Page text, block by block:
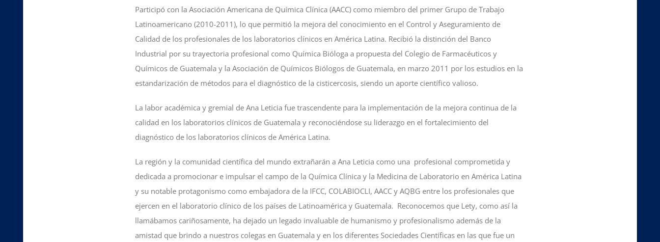
Participó con la Asociación Americana de Química Clínica (AACC) como miembro del primer Grupo de Trabajo
Latinoamericano (2010-2011), lo que permitió la mejora del conocimiento en el Control y Aseguramiento de
Calidad de los profesionales de los laboratorios clínicos en América Latina. Recibió la distinción del Banco
Industrial por su trayectoria profesional como Química Bióloga a propuesta del Colegio de Farmacéuticos y
Químicos de Guatemala y la Asociación de Químicos Biólogos de Guatemala, en marzo 2011 por los estudios en la
estandarización de métodos para el diagnóstico de la cisticercosis, siendo un aporte científico valioso.
La labor académica y gremial de Ana Leticia fue trascendente para la implementación de la mejora continua de la
calidad en los laboratorios clínicos de Guatemala y reconociéndose su liderazgo en el fortalecimiento del
diagnóstico de los laboratorios clínicos de América Latina.
La región y la comunidad científica del mundo extrañarán a Ana Leticia como una profesional comprometida y
dedicada a promocionar e impulsar el campo de la Química Clínica y la Medicina de Laboratorio en América Latina
y su notable protagonismo como embajadora de la IFCC, COLABIOCLI, AACC y AQBG entre los profesionales que
ejercen en el laboratorio clínico de los países de Latinoamérica y Guatemala. Reconocemos que Lety, como así la
llamábamos cariñosamente, ha dejado un legado invaluable de humanismo y profesionalismo además de la
amistad que brindo a nuestros colegas en Guatemala y en los diferentes Sociedades Científicas en las que fue un